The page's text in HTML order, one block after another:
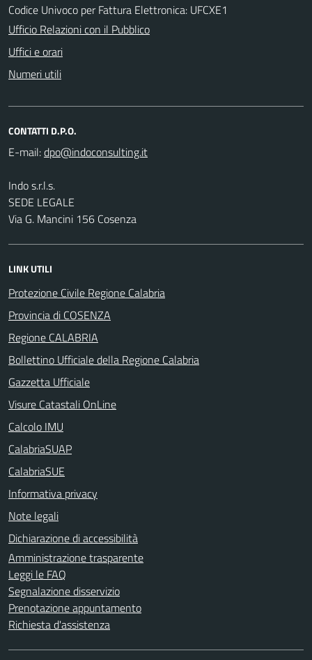
Codice Univoco per Fattura Elettronica: UFCXE1
Ufficio Relazioni con il Pubblico
Uffici e orari
Numeri utili
CONTATTI D.P.O.
E-mail:
Indo s.r.l.s.
SEDE LEGALE
Via G. Mancini 156 Cosenza
LINK UTILI
Protezione Civile Regione Calabria
Provincia di COSENZA
Regione CALABRIA
Bollettino Ufficiale della Regione Calabria
Gazzetta Ufficiale
Visure Catastali OnLine
Calcolo IMU
CalabriaSUAP
CalabriaSUE
Informativa privacy
Note legali
Dichiarazione di accessibilità
Amministrazione trasparente
Leggi le FAQ
Segnalazione disservizio
Prenotazione appuntamento
Richiesta d'assistenza